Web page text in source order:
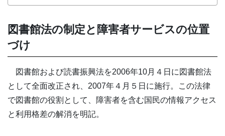
図書館法の制定と障害者サービスの位置
づけ
図書館および読書振興法を2006年10月４日に図書館法
として全面改正され、2007年４月５日に施行。この法律
で図書館の役割として、障害者を含む国民の情報アクセス
と利用格差の解消を明記。